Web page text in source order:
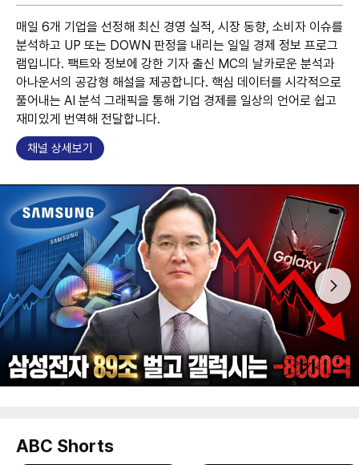
매일 6개 기업을 선정해 최신 경영 실적, 시장 동향, 소비자 이슈를
분석하고 UP 또는 DOWN 판정을 내리는 일일 경제 정보 프로그
램입니다. 팩트와 정보에 강한 기자 출신 MC의 날카로운 분석과
아나운서의 공감형 해설을 제공합니다. 핵심 데이터를 시각적으로
풀어내는 AI 분석 그래픽을 통해 기업 경제를 일상의 언어로 쉽고
재미있게 번역해 전달합니다.
채널 상세보기
ABC Shorts